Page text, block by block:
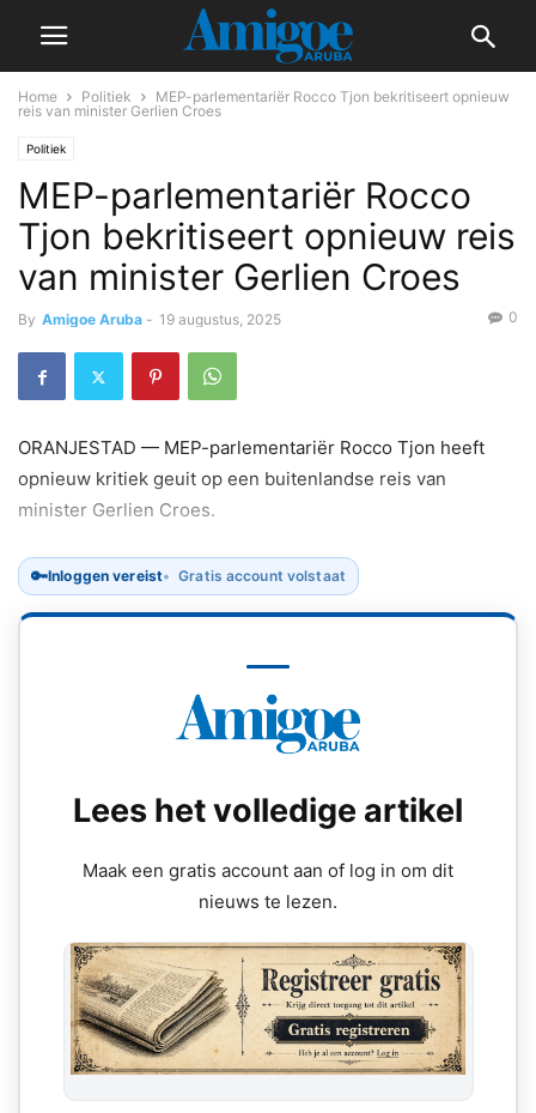
Home Politiek
MEP-parlementariër Rocco Tjon bekritiseert opnieuw
reis van minister Gerlien Croes
Politiek
MEP-parlementariër Rocco
Tjon bekritiseert opnieuw reis
van minister Gerlien Croes
By Amigoe Aruba - 19 augustus, 2025 0
ORANJESTAD — MEP-parlementariër Rocco Tjon heeft
opnieuw kritiek geuit op een buitenlandse reis van
minister Gerlien Croes.
🔑Inloggen vereist Gratis account volstaat
Lees het volledige artikel
Maak een gratis account aan of log in om dit
nieuws te lezen.